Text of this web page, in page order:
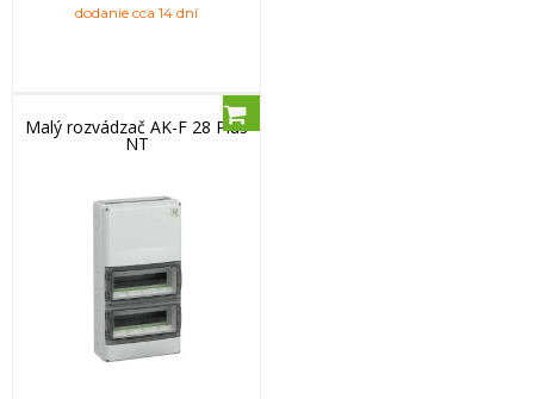
dodanie cca 14 dní
Malý rozvádzač AK-F 28 Plus
NT